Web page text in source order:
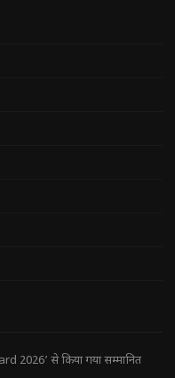
2026’ से किया गया सम्मानित